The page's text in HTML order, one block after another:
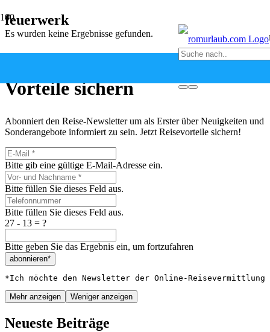
feuerwerk
Es wurden keine Ergebnisse gefunden.
Newsletter abonnieren &
Vorteile sichern
Abonniert den Reise-Newsletter um als Erster über Neuigkeiten und
Sonderangebote informiert zu sein. Jetzt Reisevorteile sichern!
Bitte gib eine gültige E-Mail-Adresse ein.
Bitte füllen Sie dieses Feld aus.
Bitte füllen Sie dieses Feld aus.
27 - 13 = ?
Bitte geben Sie das Ergebnis ein, um fortzufahren
abonnieren*
*Ich möchte den Newsletter der Online-
Mehr anzeigen Weniger anzeigen
Neueste Beiträge